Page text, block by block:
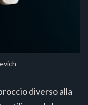
diverso alla